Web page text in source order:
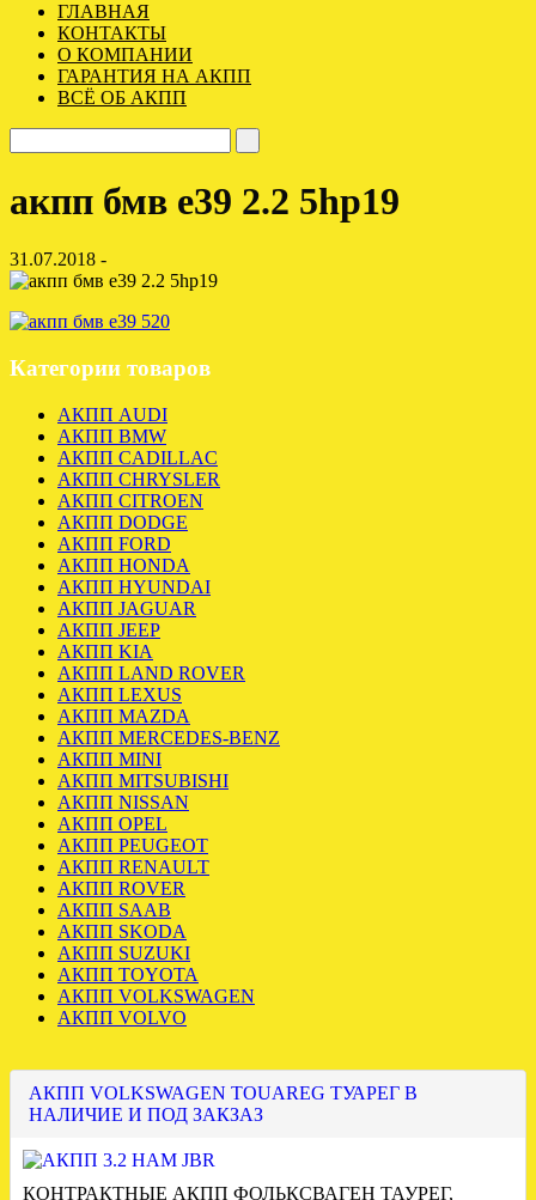
ГЛАВНАЯ
КОНТАКТЫ
О КОМПАНИИ
ГАРАНТИЯ НА АКПП
ВСЁ ОБ АКПП
акпп бмв е39 2.2 5hp19
31.07.2018 -
Категории товаров
АКПП AUDI
АКПП BMW
АКПП CADILLAC
АКПП CHRYSLER
АКПП CITROEN
АКПП DODGE
АКПП FORD
АКПП HONDA
АКПП HYUNDAI
АКПП JAGUAR
АКПП JEEP
АКПП KIA
АКПП LAND ROVER
АКПП LEXUS
АКПП MAZDA
АКПП MERCEDES-BENZ
АКПП MINI
АКПП MITSUBISHI
АКПП NISSAN
АКПП OPEL
АКПП PEUGEOT
АКПП RENAULT
АКПП ROVER
АКПП SAAB
АКПП SKODA
АКПП SUZUKI
АКПП TOYOTA
АКПП VOLKSWAGEN
АКПП VOLVO
АКПП VOLKSWAGEN TOUAREG ТУАРЕГ В
НАЛИЧИЕ И ПОД ЗАКЗАЗ
КОНТРАКТНЫЕ АКПП ФОЛЬКСВАГЕН ТАУРЕГ,